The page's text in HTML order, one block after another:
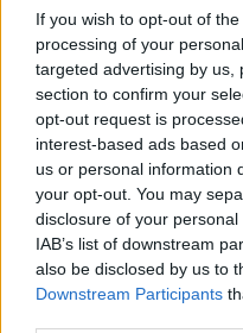
If you wish to opt-out of
processing of your
targeted advertising by us,
section to confirm your
opt-out request is
interest-based ads based
us or personal information
your opt-out. You may
disclosure of your
IAB’s list of downstream
also be disclosed by us to
Downstream Participants
Minden idők
legdrágábbja volt
gyorsmérleg
HÍREK 2026. júl. 20.